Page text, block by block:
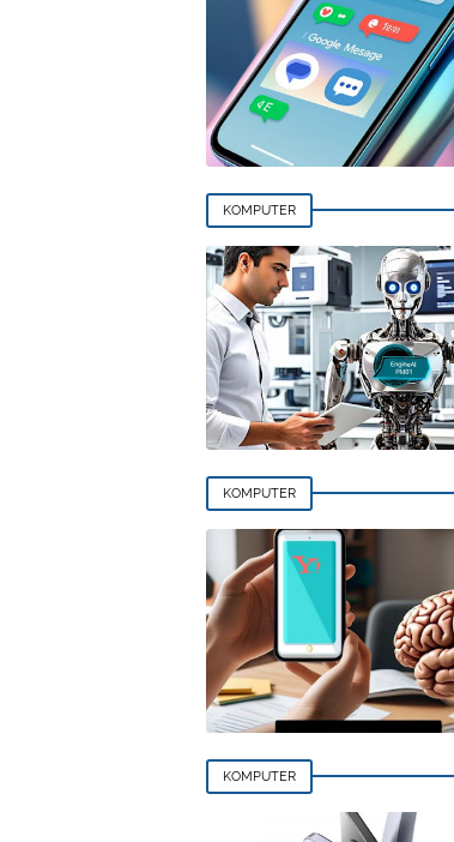
KOMPUTER
KOMPUTER
KOMPUTER